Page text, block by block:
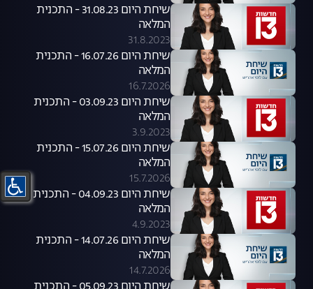
שיחת היום 31.08.23 - התכנית
המלאה
31.8.2023
שיחת היום 16.07.26 - התכנית
המלאה
16.7.2026
שיחת היום 03.09.23 - התכנית
המלאה
3.9.2023
שיחת היום 15.07.26 - התכנית
המלאה
15.7.2026
שיחת היום 04.09.23 - התכנית
המלאה
4.9.2023
שיחת היום 14.07.26 - התכנית
המלאה
14.7.2026